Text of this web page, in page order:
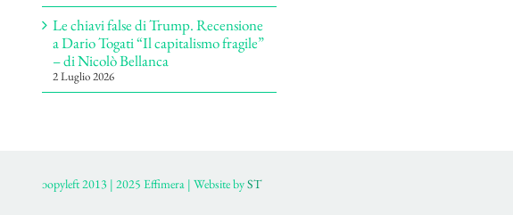
Le chiavi false di Trump. Recensione
a Dario Togati “Il capitalismo fragile”
– di Nicolò Bellanca
2 Luglio 2026
ɔopyleft 2013 | 2025 Effimera | Website byST